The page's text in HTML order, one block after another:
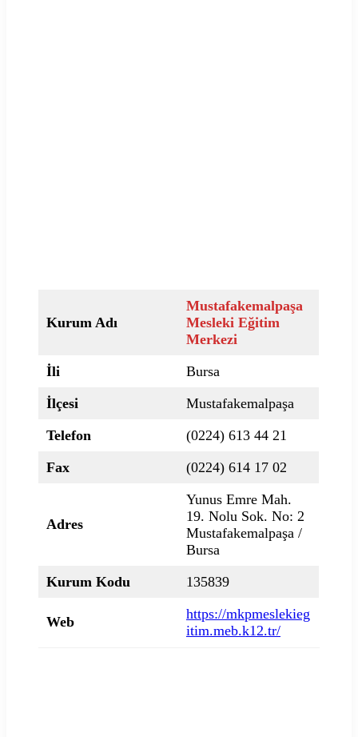
Kurum Adı
Mustafakemalpaşa
Mesleki Eğitim
Merkezi
İli
Bursa
İlçesi
Mustafakemalpaşa
Telefon
(0224) 613 44 21
Fax
(0224) 614 17 02
Adres
Yunus Emre Mah.
19. Nolu Sok. No: 2
Mustafakemalpaşa /
Bursa
Kurum Kodu
135839
Web
https://mkpmeslekieg
itim.meb.k12.tr/